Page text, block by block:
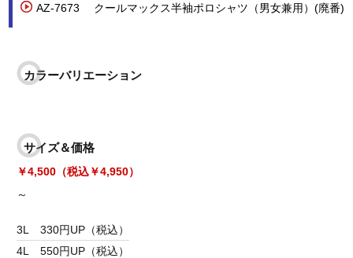
AZ-7673 クールマックス半袖ポロシャツ（男女兼用）(廃番)
カラーバリエーション
サイズ＆価格
￥4,500（税込￥4,950）
～
3L
330円UP（税込）
4L
550円UP（税込）